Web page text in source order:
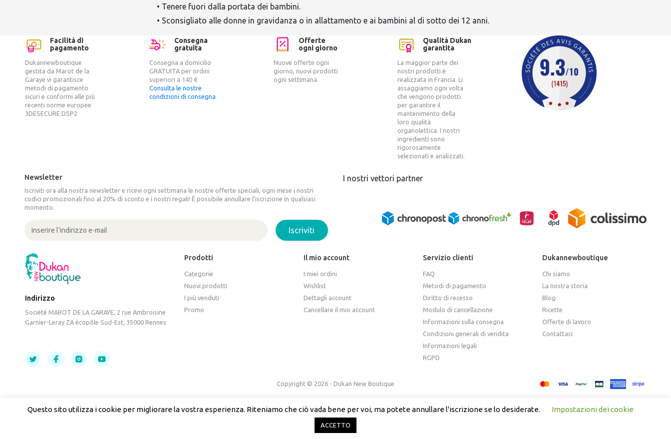
• Tenere fuori dalla portata dei bambini.
• Sconsigliato alle donne in gravidanza o in allattamento e ai bambini al di sotto dei 12 anni.
Facilità di
pagamento
Dukannewboutique
gestita da Marot de la
Garaye vi garantisce
metodi di pagamento
sicuri e conformi alle più
recenti norme europee
3DESECURE DSP2
Consegna
gratuita
Consegna a domicilio
GRATUITA per ordini
superiori a 140 €
Consulta le nostre
condizioni di consegna
Offerte
ogni giorno
Nuove offerte ogni
giorno, nuovi prodotti
ogni settimana
Qualità Dukan
garantita
La maggior parte dei
nostri prodotti è
realizzata in Francia. Li
assaggiamo ogni volta
che vengono prodotti
per garantire il
mantenimento della
loro qualità
organolettica. I nostri
ingredienti sono
rigorosamente
selezionati e analizzati.
Newsletter
Iscriviti ora alla nostra newsletter e ricevi ogni settimana le nostre offerte speciali, ogni mese i nostri
codici promozionali fino al 20% di sconto e i nostri regali! È possibile annullare l'iscrizione in qualsiasi
momento.
Iscriviti
I nostri vettori partner
Indirizzo
Société MAROT DE LA GARAYE, 2 rue Ambroisine
Garnier-Leray ZA écopôle Sud-Est, 35000 Rennes
Prodotti
Categorie
Nuovi prodotti
I più venduti
Promo
Il mio account
I miei ordini
Wishlist
Dettagli account
Cancellare il mio account
Servizio clienti
FAQ
Metodi di pagamento
Diritto di recesso
Modulo di cancellazione
Informazioni sulla consegna
Condizioni generali di vendita
Informazioni legali
RGPD
Dukannewboutique
Chi siamo
La nostra storia
Blog
Ricette
Offerte di lavoro
Contattaci
Copyright © 2026 - Dukan New Boutique
Questo sito utilizza i cookie per migliorare la vostra esperienza. Riteniamo che ciò vada bene per voi, ma potete annullare l'iscrizione se lo desiderate. Impostazioni dei cookie
ACCETTO
Français Italiano English Inglese